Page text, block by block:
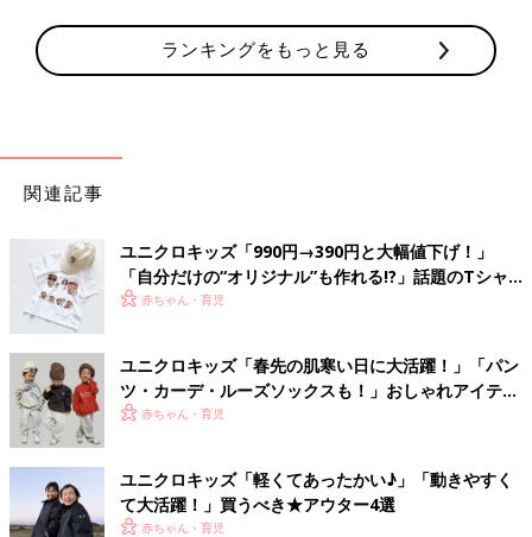
ランキングをもっと見る
関連記事
ユニクロキッズ「990円→390円と大幅値下げ！」
「自分だけの“オリジナル”も作れる!?」話題のTシャ
ツ4選赤ちゃん・育児
ユニクロキッズ「春先の肌寒い日に大活躍！」「パン
ツ・カーデ・ルーズソックスも！」おしゃれアイテム
5選赤ちゃん・育児
ユニクロキッズ「軽くてあったかい♪」「動きやすく
て大活躍！」買うべき★アウター4選
赤ちゃん・育児